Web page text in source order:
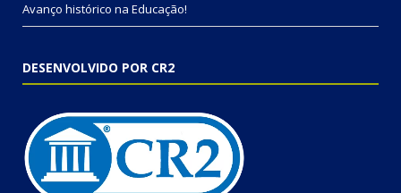
Avanço histórico na Educação!
DESENVOLVIDO POR CR2